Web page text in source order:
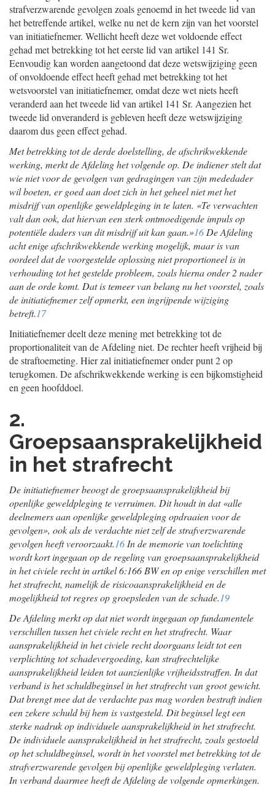
strafverzwarende gevolgen zoals genoemd in het tweede lid van
het betreffende artikel, welke nu net de kern zijn van het voorstel
van initiatiefnemer. Wellicht heeft deze wet voldoende effect
gehad met betrekking tot het eerste lid van artikel 141 Sr.
Eenvoudig kan worden aangetoond dat deze wetswijziging geen
of onvoldoende effect heeft gehad met betrekking tot het
wetsvoorstel van initiatiefnemer, omdat deze wet niets heeft
veranderd aan het tweede lid van artikel 141 Sr. Aangezien het
tweede lid onveranderd is gebleven heeft deze wetswijziging
daarom dus geen effect gehad.
Met betrekking tot de derde doelstelling, de afschrikwekkende
werking, merkt de Afdeling het volgende op. De indiener stelt dat
wie niet voor de gevolgen van gedragingen van zijn mededader
wil boeten, er goed aan doet zich in het geheel niet met het
misdrijf van openlijke geweldpleging in te laten. «Te verwachten
valt dan ook, dat hiervan een sterk ontmoedigende impuls op
potentiële daders van dit misdrijf uit kan gaan.»16 De Afdeling
acht enige afschrikwekkende werking mogelijk, maar is van
oordeel dat de voorgestelde oplossing niet proportioneel is in
verhouding tot het gestelde probleem, zoals hierna onder 2 nader
aan de orde komt. Dat is temeer van belang nu het voorstel, zoals
de initiatiefnemer zelf opmerkt, een ingrijpende wijziging
betreft.17
Initiatiefnemer deelt deze mening met betrekking tot de
proportionaliteit van de Afdeling niet. De rechter heeft vrijheid bij
de straftoemeting. Hier zal initiatiefnemer onder punt 2 op
terugkomen. De afschrikwekkende werking is een bijkomstigheid
en geen hoofddoel.
2.
Groepsaansprakelijkheid
in het strafrecht
De initiatiefnemer beoogt de groepsaansprakelijkheid bij
openlijke geweldpleging te verruimen. Dit houdt in dat «alle
deelnemers aan openlijke geweldpleging opdraaien voor de
gevolgen», ook als de verdachte niet zelf de strafverzwarende
gevolgen heeft veroorzaakt.16 In de memorie van toelichting
wordt kort ingegaan op de regeling van groepsaansprakelijkheid
in het civiele recht in artikel 6:166 BW en op enige verschillen met
het strafrecht, namelijk de risicoaansprakelijkheid en de
mogelijkheid tot regres op groepsleden van de schade.19
De Afdeling merkt op dat niet wordt ingegaan op fundamentele
verschillen tussen het civiele recht en het strafrecht. Waar
aansprakelijkheid in het civiele recht doorgaans leidt tot een
verplichting tot schadevergoeding, kan strafrechtelijke
aansprakelijkheid leiden tot aanzienlijke vrijheidsstraffen. In dat
verband is het schuldbeginsel in het strafrecht van groot gewicht.
Dat brengt mee dat de verdachte pas mag worden bestraft indien
een zekere schuld bij hem is vastgesteld. Dit beginsel legt een
sterke nadruk op individuele aansprakelijkheid in het strafrecht.
De individuele aansprakelijkheid in het strafrecht, zoals gestoeld
op het schuldbeginsel, wordt in het voorstel met betrekking tot de
strafverzwarende gevolgen bij openlijke geweldpleging verlaten.
In verband daarmee heeft de Afdeling de volgende opmerkingen.